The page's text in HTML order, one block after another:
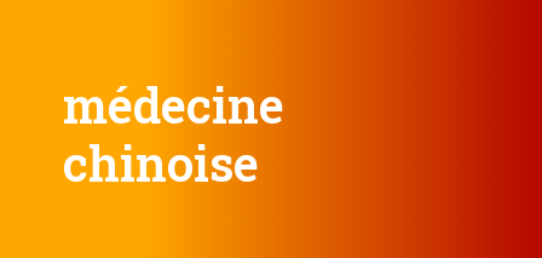
médecine
chinoise